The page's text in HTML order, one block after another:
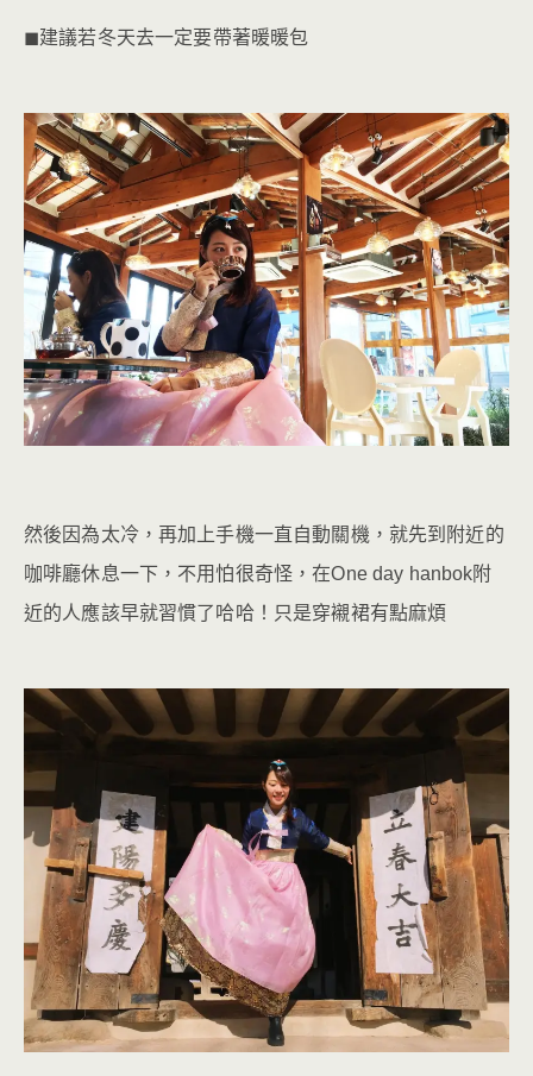
◼︎建議若冬天去一定要帶著暖暖包
然後因為太冷，再加上手機一直自動關機，就先到附近的
咖啡廳休息一下，不用怕很奇怪，在One day hanbok附
近的人應該早就習慣了哈哈！只是穿襯裙有點麻煩